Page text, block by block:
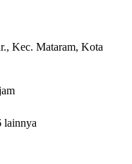
Kec. Mataram, Kota
lainnya